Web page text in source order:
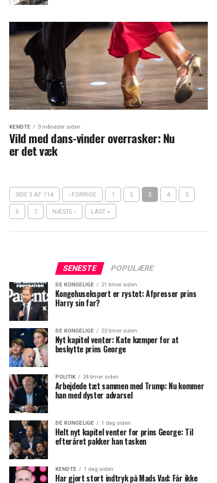
KENDTE 3 måneder siden
Vild med dans-vinder overrasker: Nu
er det væk
SIDE 3 AF 114 ‹ FORRIGE 1 2 3 4 5
6 7 NÆSTE › LAST »
SENESTE POPULÆRE
DE KONGELIGE 21 timer siden
Kongehusekspert er rystet: Afpresser prins
Harry sin far?
DE KONGELIGE 23 timer siden
Nyt kapitel venter: Kate kæmper for at
beskytte prins George
POLITIK 24 timer siden
Arbejdede tæt sammen med Trump: Nu kommer
han med dyster advarsel
DE KONGELIGE 1 dag siden
Helt nyt kapitel venter for prins George: Til
efteråret pakker han tasken
KENDTE 1 dag siden
Har gjort stort indtryk på Mads Vad: Får ikke